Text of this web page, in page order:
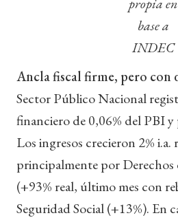
base a
INDEC
Ancla fiscal firme, pero con
Sector Público Nacional
financiero de 0,06% del PBI y
Los ingresos crecieron 2% i.a.
principalmente por
(+93% real, último mes con
Seguridad Social (+13%). En